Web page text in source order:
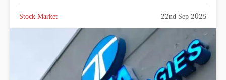
Stock Market 22nd Sep 2025